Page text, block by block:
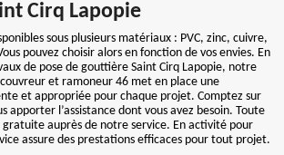
Cirq Lapopie
sous plusieurs matériaux : PVC, zinc, cuivre,
pouvez choisir alors en fonction de vos envies. En
de pose de gouttière Saint Cirq Lapopie, notre
et ramoneur 46 met en place une
et appropriée pour chaque projet. Comptez sur
apporter l’assistance dont vous avez besoin. Toute
gratuite auprès de notre service. En activité pour
assure des prestations efficaces pour tout projet.